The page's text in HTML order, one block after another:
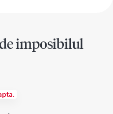
imposibilul